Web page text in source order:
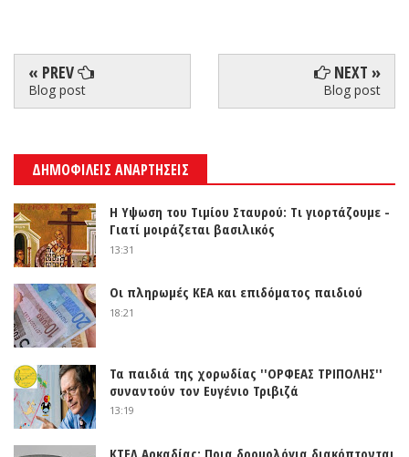
« PREV
Blog post
NEXT »
Blog post
ΔΗΜΟΦΙΛΕΙΣ ΑΝΑΡΤΗΣΕΙΣ
Η Υψωση του Τιμίου Σταυρού: Τι γιορτάζουμε -
Γιατί μοιράζεται βασιλικός
13:31
Οι πληρωμές ΚΕΑ και επιδόματος παιδιού
18:21
Τα παιδιά της χορωδίας ''ΟΡΦΕΑΣ ΤΡΙΠΟΛΗΣ''
συναντούν τον Ευγένιο Τριβιζά
13:19
ΚΤΕΛ Αρκαδίας: Ποια δρομολόγια διακόπτονται